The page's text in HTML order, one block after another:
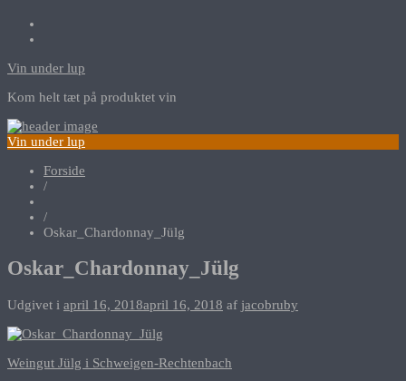
Vin under lup
Kom helt tæt på produktet vin
Vin under lup
Forside
/
/
Oskar_Chardonnay_Jülg
Oskar_Chardonnay_Jülg
Udgivet i april 16, 2018april 16, 2018 af jacobruby
Indlægsnavigation
Weingut Jülg i Schweigen-Rechtenbach